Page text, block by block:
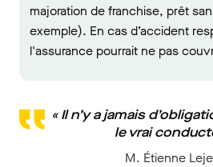
majoration de franchise, prêt
exemple). En cas d’accident
l'assurance pourrait ne pas
« Il n’y a jamais
le vrai
M. Étienne